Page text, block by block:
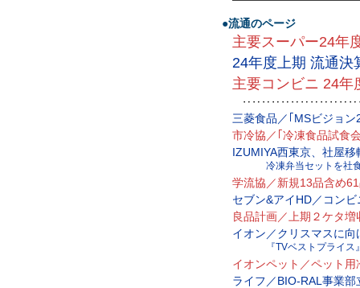
●流通のページ
主要スーパー24年
24年度上期 流通決
主要コンビニ 24年
三菱食品／｢MSビジョ
市冷協／｢冷凍食品試食
IZUMIYA西東京、社屋移
冷凍弁当セットを社
学流協／新規13品含め
セブン&アイHD／コン
良品計画／上期２ケタ
イオン／クリスマスに
『TVベストプライ
イオンペット／ペット
ライフ／BIO-RAL事業